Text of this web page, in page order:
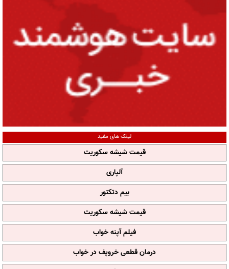
لینک های مفید
قیمت شیشه سکوریت
آلپاری
بیم دتکتور
قیمت شیشه سکوریت
فیلم آپنه خواب
درمان قطعی خروپف در خواب